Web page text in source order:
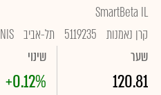
SmartBeta IL
קרן נאמנות 5119235 תל-אביב NIS
שער
120.81
שינוי
+0.12%